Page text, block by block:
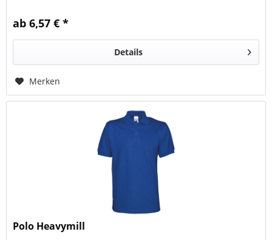
ab 6,57 € *
Details
Merken
Polo Heavymill